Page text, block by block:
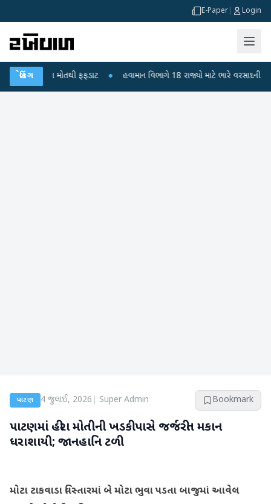
E-Paper Login
બ્રેકિંગ
ફફડાટ ● હવામાન વિભાગે 18 રાજ્યો માટે ભારે વરસાદની ચેતવણી જારી કરી
પાટણ 4 જુલાઈ, 2026 Super Admin Bookmark
પાટણમાં હીરા મોતીની ખડકી પાસે જર્જરીત મકાન
ધરાશાયી; જાનહાનિ ટળી
મોટા ટાકવાડા વિસ્તારમાં બે મોટા ભુવા પડતા બાજુમાં આવેલ